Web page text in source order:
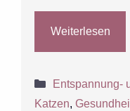
Weiterlesen
Kategorien
Entspannung-
Katzen,